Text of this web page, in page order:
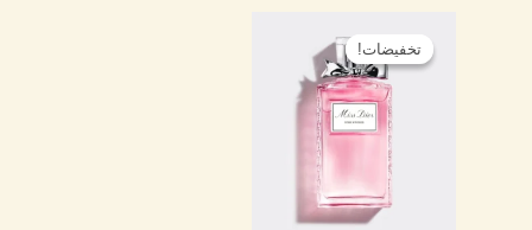
تخفيضات!
تخفيضات!
السعر:
من
خلال
⁦ر.س 75⁩
العديد
من
الأشكال
المختلفة
لهذا
المنتج.